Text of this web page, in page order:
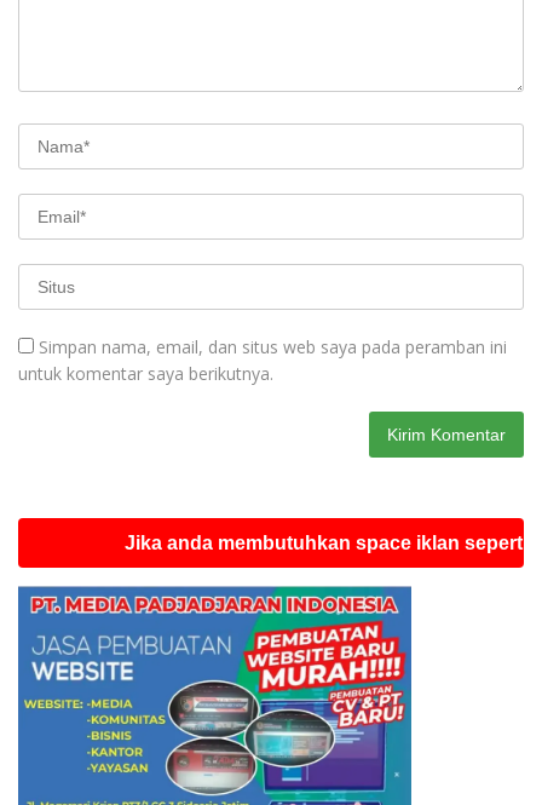
Simpan nama, email, dan situs web saya pada peramban ini
untuk komentar saya berikutnya.
Jika anda membutuhkan space iklan seperti ini